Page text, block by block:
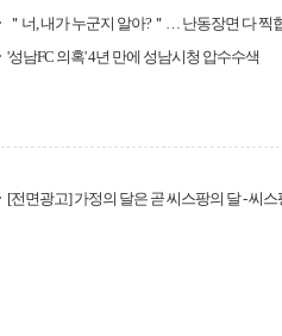
＂너, 내가 누군지 알아?＂… 난동장면 다 찍
'성남FC 의혹' 4년 만에 성남시청 압수수색
[전면광고] 가정의 달은 곧 씨스팡의 달 - 씨스